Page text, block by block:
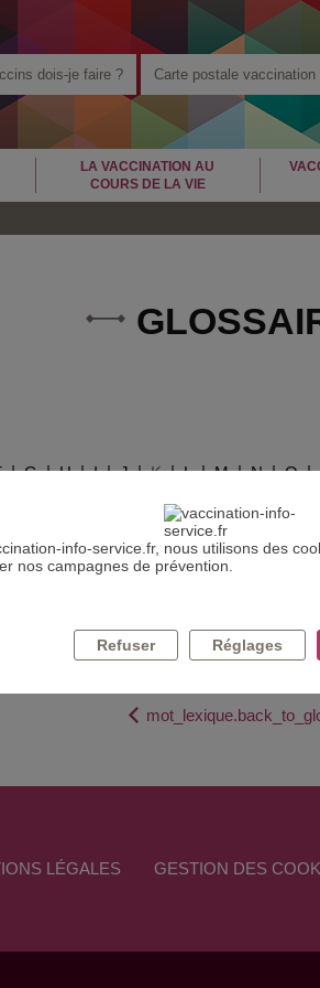
dois-je faire ? Carte postale vaccination
LA VACCINATION AU
COURS DE LA VIE
G H I J K L M N O
: MILIEU
permet la croissance de certaines
LÉGALES GESTION DES
info-service.fr, nous utilisons des
nos campagnes de prévention.
Refuser Réglages